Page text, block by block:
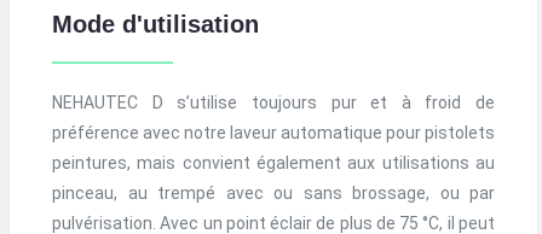
Mode d'utilisation
NEHAUTEC D s’utilise toujours pur et à froid de
préférence avec notre laveur automatique pour pistolets
peintures, mais convient également aux utilisations au
pinceau, au trempé avec ou sans brossage, ou par
pulvérisation. Avec un point éclair de plus de 75 °C, il peut